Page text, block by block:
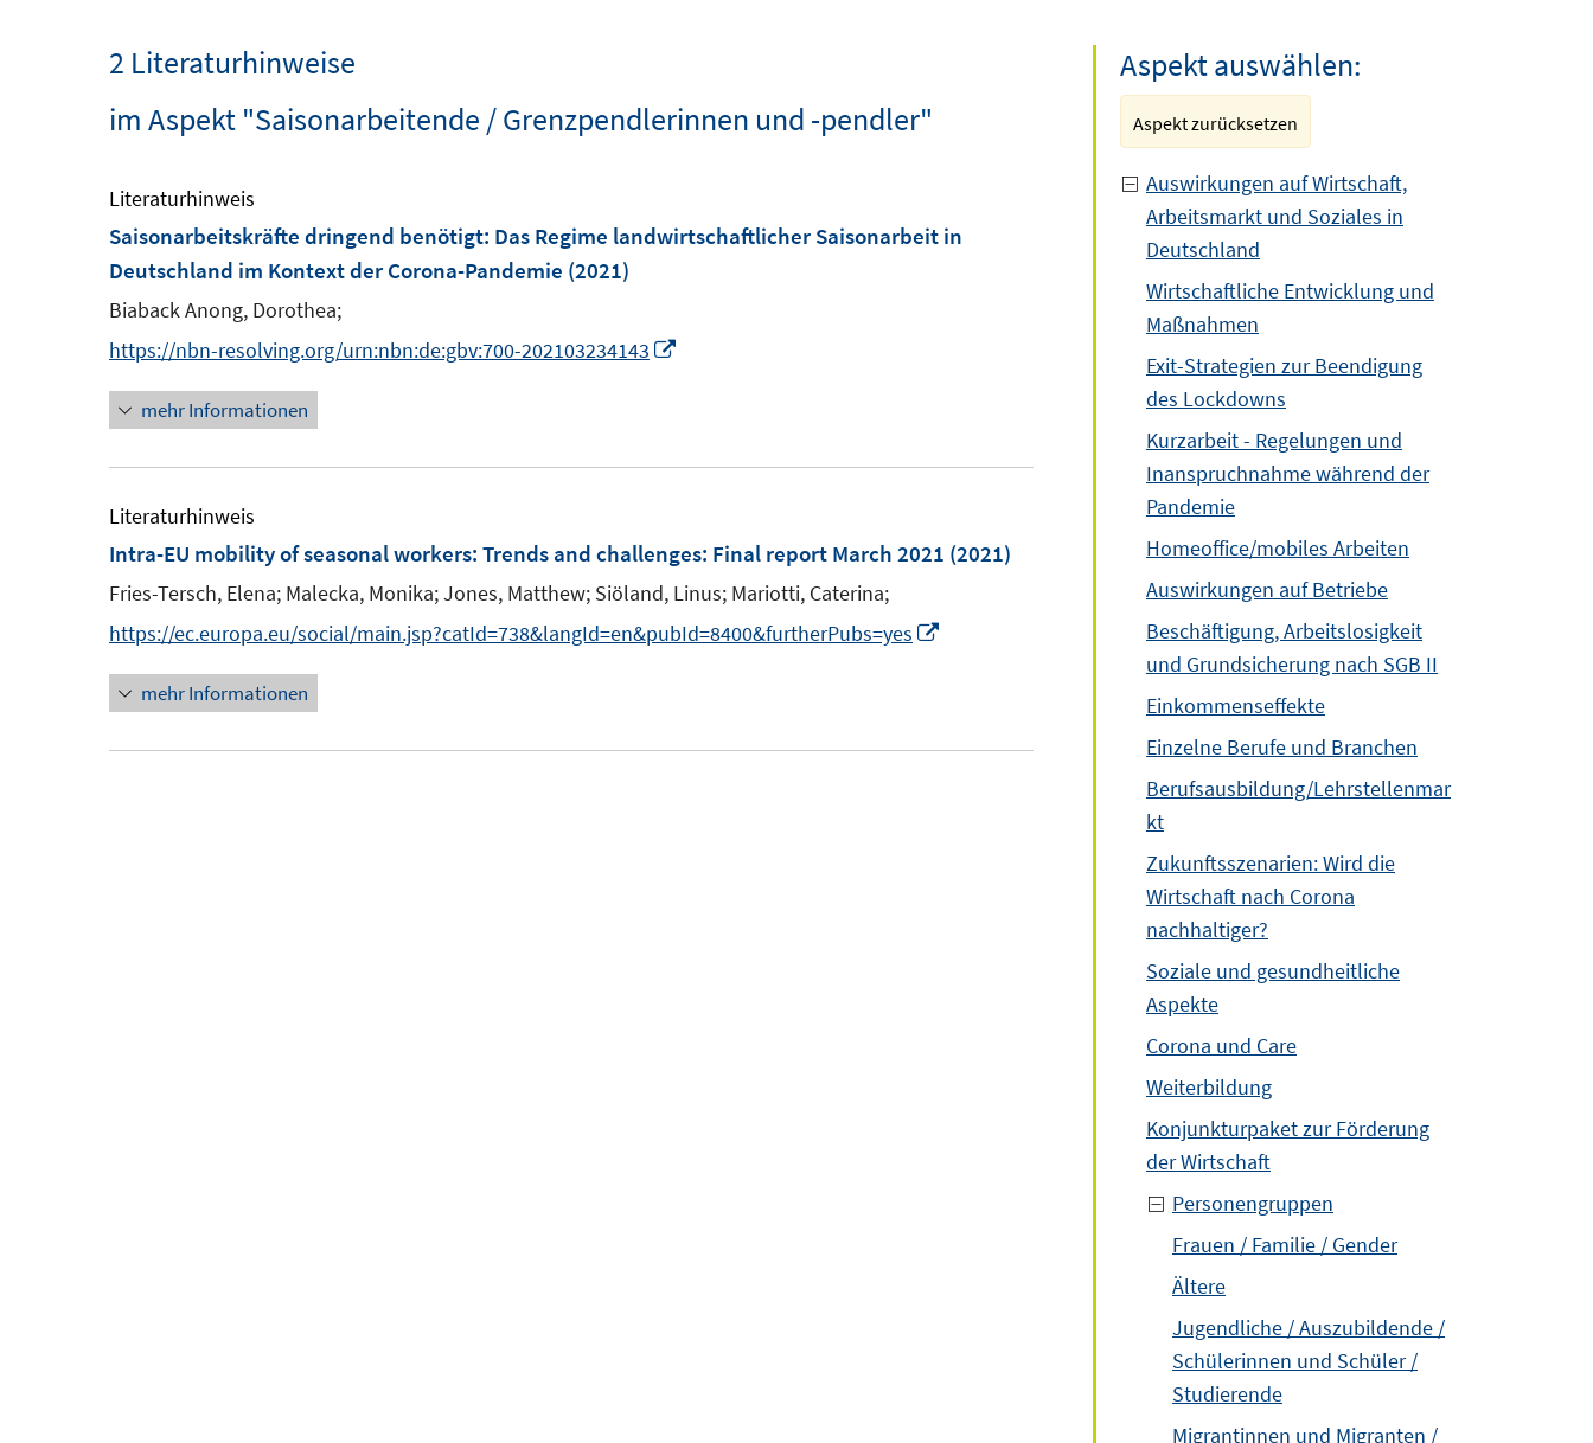
2 Literaturhinweise
im Aspekt "Saisonarbeitende / Grenzpendlerinnen und -pendler"
Literaturhinweis
Saisonarbeitskräfte dringend benötigt: Das Regime landwirtschaftlicher Saisonarbeit in
Deutschland im Kontext der Corona-Pandemie (2021)
Biaback Anong, Dorothea;
https://nbn-resolving.org/urn:nbn:de:gbv:700-202103234143
m
F
n
e
mehr Informationen
Literaturhinweis
Intra-EU mobility of seasonal workers: Trends and challenges: Final report March 2021 (2021)
Fries-Tersch, Elena; Malecka, Monika;Jones, Matthew; Siöland, Linus; Mariotti, Caterina;
https://ec.europa.eu/social/main.jsp?catId=738&langId=en&pubId=8400&furtherPubs=yes
mehr Informationen
Aspekt auswählen:
Aspekt zurücksetzen
Auswirkungen auf Wirtschaft,
Arbeitsmarkt und Soziales in
Deutschland
Wirtschaftliche Entwicklung und
Maßnahmen
Exit-Strategien zur Beendigung
des Lockdowns
Kurzarbeit - Regelungen und
Inanspruchnahme während der
Pandemie
Homeoffice/mobiles Arbeiten
Auswirkungen auf Betriebe
Beschäftigung, Arbeitslosigkeit
und Grundsicherung nach SGB II
Einkommenseffekte
Einzelne Berufe und Branchen
Berufsausbildung/Lehrstellenmar
kt
Zukunftsszenarien: Wird die
Wirtschaft nach Corona
nachhaltiger?
Soziale und gesundheitliche
Aspekte
Corona und Care
Weiterbildung
Konjunkturpaket zur Förderung
der Wirtschaft
Personengruppen
Frauen / Familie / Gender
Ältere
Jugendliche / Auszubildende /
Schülerinnen und Schüler /
Studierende
Migrantinnen und Migranten /